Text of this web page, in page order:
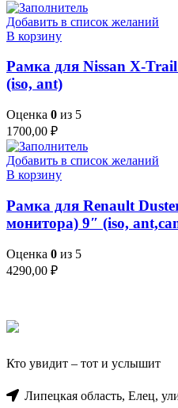
Добавить в список желаний
В корзину
Рамка для Nissan X-
(iso, ant)
Оценка 0 из 5
1700,00 ₽
Добавить в список желаний
В корзину
Рамка для Renault
монитора) 9″ (iso,
Оценка 0 из 5
4290,00 ₽
Кто увидит – тот и услышит
Липецкая область, Елец,